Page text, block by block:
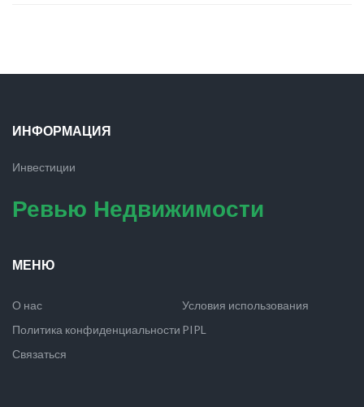
ИНФОРМАЦИЯ
Инвестиции
Ревью Недвижимости
МЕНЮ
О нас
Условия использования
Политика конфиденциальности PIPL
Связаться